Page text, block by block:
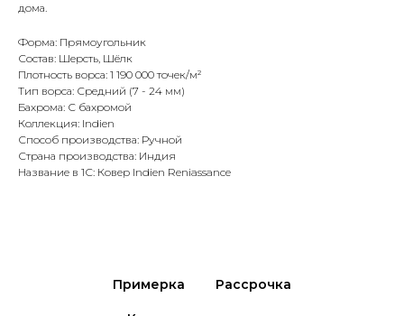
дома.
Форма: Прямоугольник
Состав: Шерсть, Шёлк
Плотность ворса: 1 190 000 точек/м²
Тип ворса: Средний (7 - 24 мм)
Бахрома: С бахромой
Коллекция: Indien
Способ производства: Ручной
Страна производства: Индия
Название в 1С: Ковер Indien Reniassance
Примерка Рассрочка